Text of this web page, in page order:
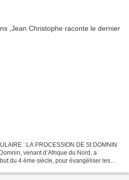
: LA PROCESSION DE St DOMNIN
venant d’Afrique du Nord, a
du 4 ème siècle, pour évangéliser les